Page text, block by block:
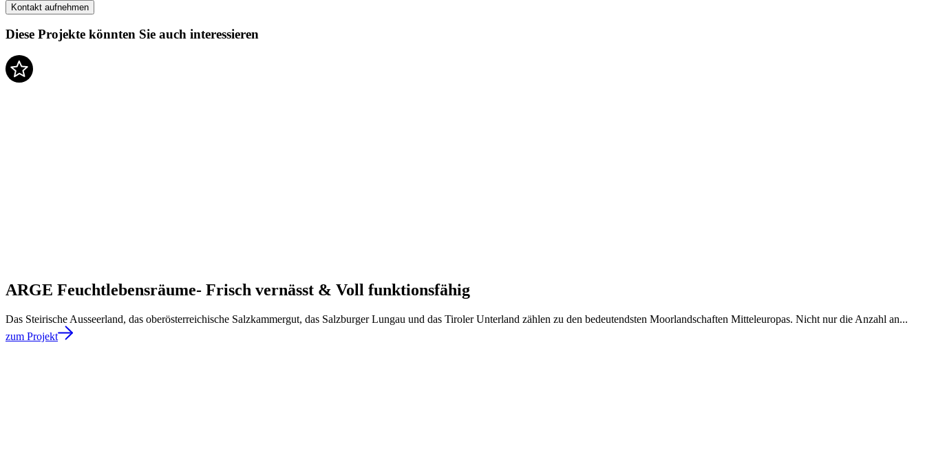
Kontakt aufnehmen
Diese Projekte könnten Sie auch interessieren
ARGE Feuchtlebensräume- Frisch vernässt & Voll funktionsfähig
Das Steirische Ausseerland, das oberösterreichische Salzkammergut, das Salzburger Lungau und das Tiroler Unterland zählen zu den bedeutendsten Moorlandschaften Mitteleuropas. Nicht nur die Anzahl an...
zum Projekt